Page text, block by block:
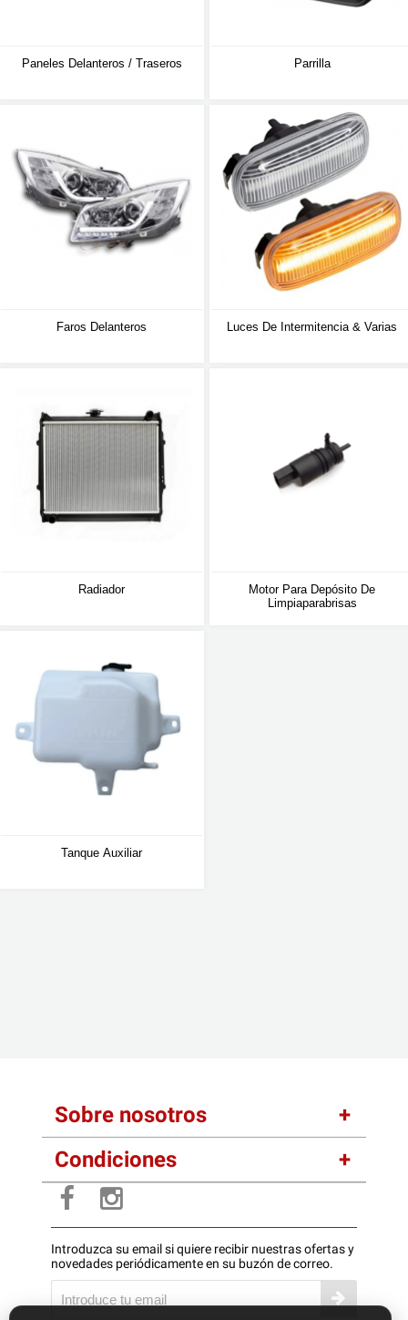
Paneles Delanteros / Traseros Parrilla
Faros Delanteros Luces De Intermitencia & Varias
Radiador
Motor Para Depósito De
Limpiaparabrisas
Tanque Auxiliar
Sobre nosotros
Condiciones
Introduzca su email si quiere recibir nuestras ofertas y
novedades periódicamente en su buzón de correo.